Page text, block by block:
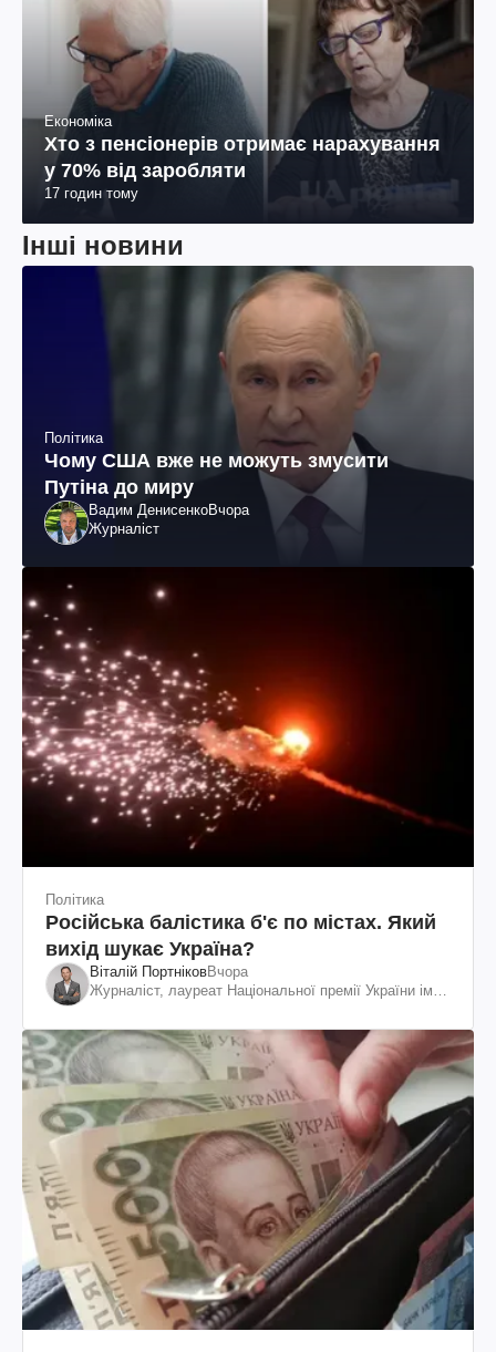
Економіка
Хто з пенсіонерів отримає нарахування
у 70% від заробляти
17 годин тому
Інші новини
Політика
Чому США вже не можуть змусити
Путіна до миру
Вадим ДенисенкоВчора
Журналіст
Політика
Російська балістика б'є по містах. Який
вихід шукає Україна?
Віталій ПортніковВчора
Журналіст, лауреат Національної премії України ім.